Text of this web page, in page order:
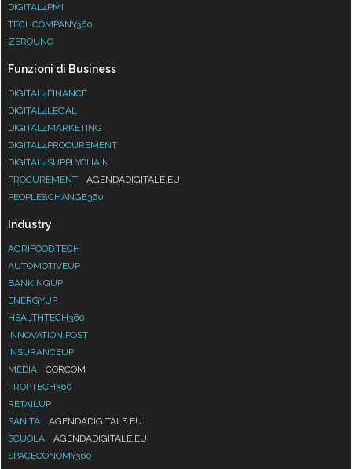
DIGITAL4PMI
TECHCOMPANY360
ZEROUNO
Funzioni di Business
DIGITAL4FINANCE
DIGITAL4LEGAL
DIGITAL4MARKETING
DIGITAL4PROCUREMENT
DIGITAL4SUPPLYCHAIN
PROCUREMENT
AGENDADIGITALE.EU
PEOPLE&CHANGE360
Industry
AGRIFOOD.TECH
AUTOMOTIVEUP
BANKINGUP
ENERGYUP
HEALTHTECH360
INNOVATION POST
INSURANCEUP
MEDIA
CORCOM
PROPTECH360
RETAILUP
SANITÀ
AGENDADIGITALE.EU
SCUOLA
AGENDADIGITALE.EU
SPACECONOMY360